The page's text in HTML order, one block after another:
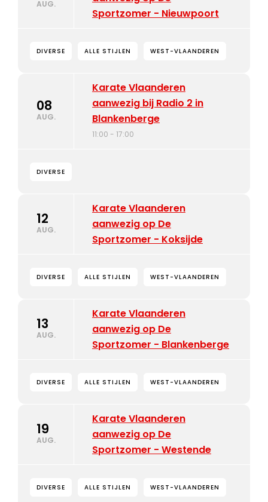
AUG.
Sportzomer - Nieuwpoort
DIVERSE ALLE STIJLEN WEST-VLAANDEREN
08
AUG.
Karate Vlaanderen
aanwezig bij Radio 2 in
Blankenberge
11:00 - 17:00
DIVERSE
12
AUG.
Karate Vlaanderen
aanwezig op De
Sportzomer - Koksijde
DIVERSE ALLE STIJLEN WEST-VLAANDEREN
13
AUG.
Karate Vlaanderen
aanwezig op De
Sportzomer - Blankenberge
DIVERSE ALLE STIJLEN WEST-VLAANDEREN
19
AUG.
Karate Vlaanderen
aanwezig op De
Sportzomer - Westende
DIVERSE ALLE STIJLEN WEST-VLAANDEREN